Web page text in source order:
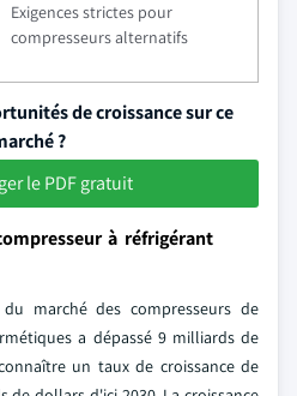
Exigences strictes pour
compresseurs alternatifs
de croissance sur ce
?
le PDF gratuit
à réfrigérant
marché des compresseurs de
a dépassé 9 milliards de
un taux de croissance de